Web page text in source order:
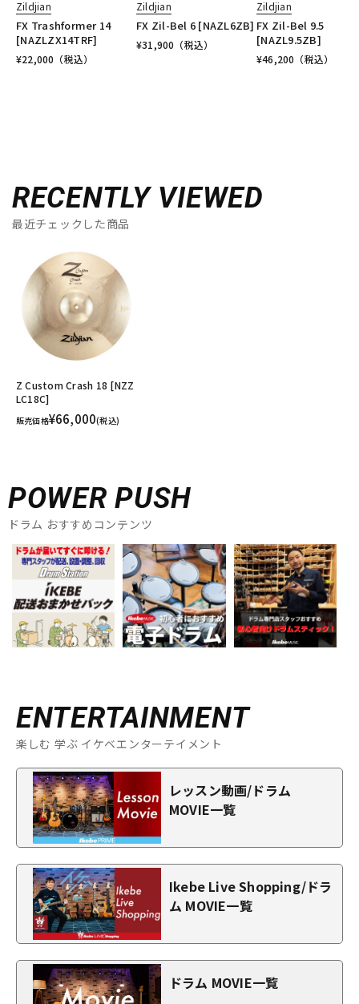
Zildjian
FX Trashformer 14
[NAZLZX14TRF]
¥22,000 （税込）
Zildjian
FX Zil-Bel 6 [NAZL6ZB]
¥31,900 （税込）
Zildjian
FX Zil-Bel 9.5
[NAZL9.5ZB]
¥46,200 （税込）
RECENTLY VIEWED
最近チェックした商品
Z Custom Crash 18 [NZZ
LC18C]
販売価格¥66,000(税込)
POWER PUSH
ドラム おすすめコンテンツ
ENTERTAINMENT
楽しむ 学ぶ イケベエンターテイメント
レッスン動画/ドラム
MOVIE一覧
Ikebe Live Shopping/ドラ
ム MOVIE一覧
ドラム MOVIE一覧